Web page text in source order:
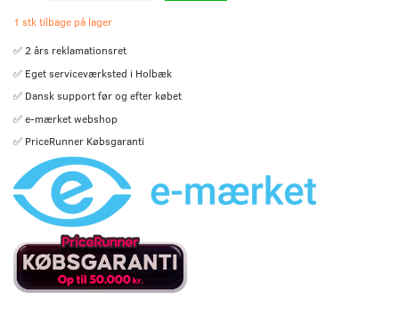
1 stk tilbage på lager
✅ 2 års reklamationsret
✅ Eget serviceværksted i Holbæk
✅ Dansk support før og efter købet
✅ e-mærket webshop
✅ PriceRunner Købsgaranti